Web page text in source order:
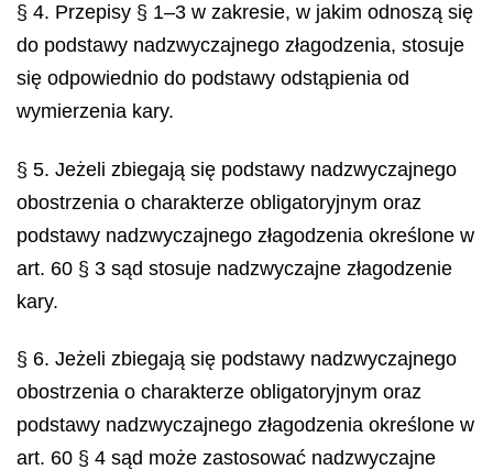
§ 4. Przepisy § 1–3 w zakresie, w jakim odnoszą się
do podstawy nadzwyczajnego złagodzenia, stosuje
się odpowiednio do podstawy odstąpienia od
wymierzenia kary.
§ 5. Jeżeli zbiegają się podstawy nadzwyczajnego
obostrzenia o charakterze obligatoryjnym oraz
podstawy nadzwyczajnego złagodzenia określone w
art. 60 § 3 sąd stosuje nadzwyczajne złagodzenie
kary.
§ 6. Jeżeli zbiegają się podstawy nadzwyczajnego
obostrzenia o charakterze obligatoryjnym oraz
podstawy nadzwyczajnego złagodzenia określone w
art. 60 § 4 sąd może zastosować nadzwyczajne